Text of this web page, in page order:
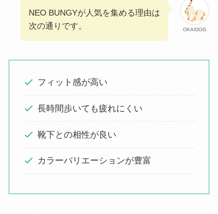
OKAIDOG
NEO BUNGYが人気を集める理由は
次の通りです。
フィット感が高い
長時間歩いても疲れにくい
靴下との相性が良い
カラーバリエーションが豊富